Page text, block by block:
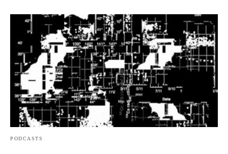
PODCASTS